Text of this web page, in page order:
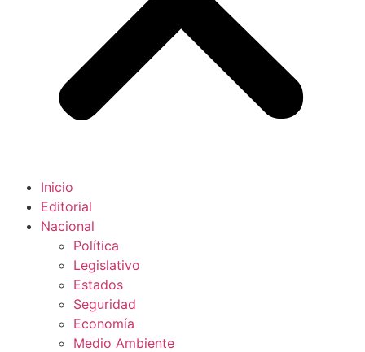
Inicio
Editorial
Nacional
Política
Legislativo
Estados
Seguridad
Economía
Medio Ambiente